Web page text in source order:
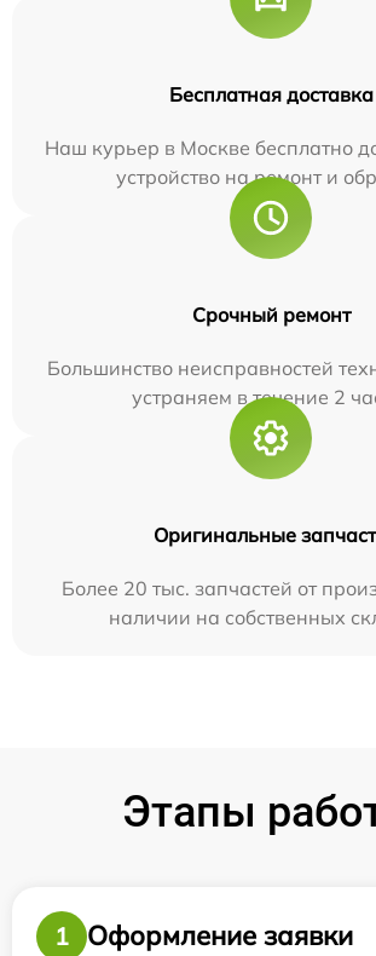
Бесплатная доставка
Наш курьер в Москве бесплатно
устройство на ремонт и
Срочный ремонт
Большинство неисправностей
устраняем в течение 2
Оригинальные
Более 20 тыс. запчастей от
наличии на собственных
Этапы
1
Оформление заявки